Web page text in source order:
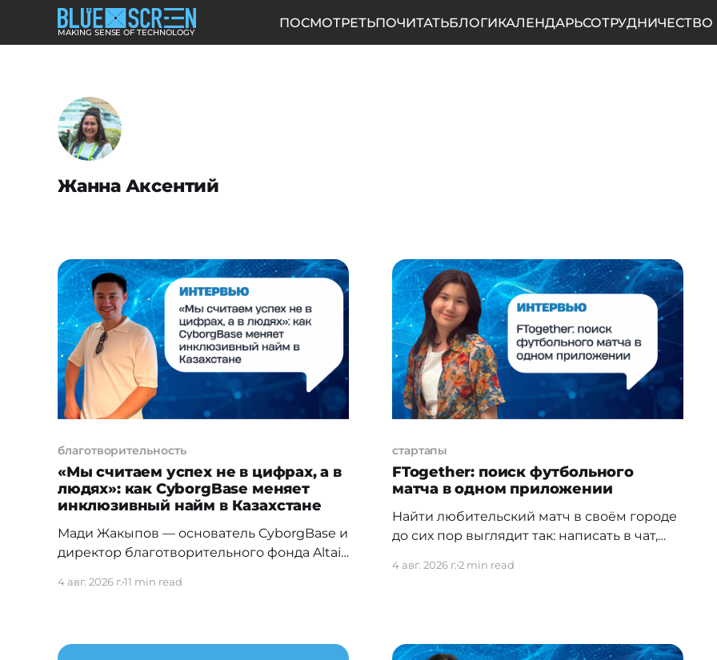
MAKING SENSE OF TECHNOLOGY
ПОСМОТРЕТЬПОЧИТАТЬБЛОГИКАЛЕНДАРЬСОТРУДНИЧЕСТВО
Жанна Аксентий
благотворительность
«Мы считаем успех не в цифрах, а в
людях»: как CyborgBase меняет
инклюзивный найм в Казахстане
Мади Жакыпов — основатель CyborgBase и
директор благотворительного фонда Altair
делает наём человечнее, и о том, почему
4 авг. 2026 г.11 min read
стартапы
FTogether: поиск футбольного
матча в одном приложении
Найти любительский матч в своём городе
до сих пор выглядит так: написать в чат,
же простым, как вызов такси. Пока MVP,
4 авг. 2026 г.2 min read